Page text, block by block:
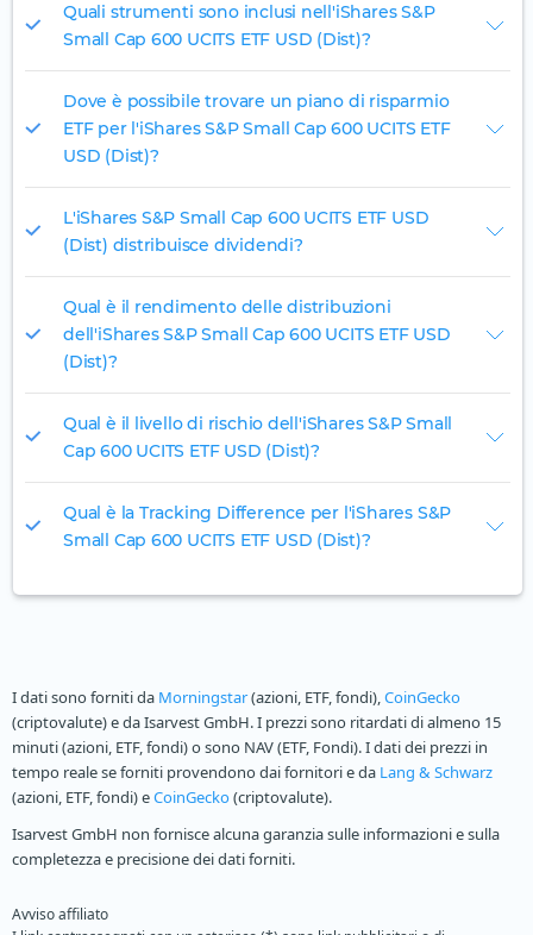
Quali strumenti sono inclusi nell'iShares S&P
Small Cap 600 UCITS ETF USD (Dist)?
Dove è possibile trovare un piano di risparmio
ETF per l'iShares S&P Small Cap 600 UCITS ETF
USD (Dist)?
L'iShares S&P Small Cap 600 UCITS ETF USD
(Dist) distribuisce dividendi?
Qual è il rendimento delle distribuzioni
dell'iShares S&P Small Cap 600 UCITS ETF USD
(Dist)?
Qual è il livello di rischio dell'iShares S&P Small
Cap 600 UCITS ETF USD (Dist)?
Qual è la Tracking Difference per l'iShares S&P
Small Cap 600 UCITS ETF USD (Dist)?
I dati sono forniti da Morningstar(azioni, ETF, fondi),CoinGecko
(criptovalute) e da Isarvest GmbH. I prezzi sono ritardati di almeno 15
minuti (azioni, ETF, fondi) o sono NAV (ETF, Fondi). I dati dei prezzi in
tempo reale se forniti provendono dai fornitori e da Lang & Schwarz
(azioni, ETF, fondi) eCoinGecko(criptovalute).
Isarvest GmbH non fornisce alcuna garanzia sulle informazioni e sulla
completezza e precisione dei dati forniti.
Avviso affiliato